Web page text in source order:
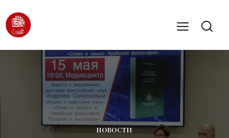
НОВОСТИ